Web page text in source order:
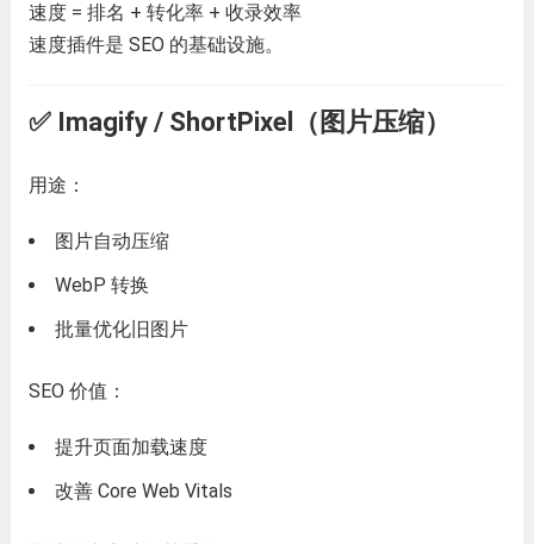
速度 = 排名 + 转化率 + 收录效率
速度插件是 SEO 的基础设施。
✅ Imagify / ShortPixel（图片压缩）
用途：
图片自动压缩
WebP 转换
批量优化旧图片
SEO 价值：
提升页面加载速度
改善 Core Web Vitals